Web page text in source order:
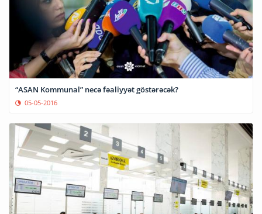
“ASAN Kommunal” necə fəaliyyət göstərəcək?
05-05-2016